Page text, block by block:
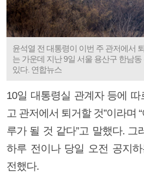
윤석열 전 대통령이 이번 주 관저에서
는 가운데 지난 9일 서울 용산구 한남
있다. 연합뉴스
10일 대통령실 관계자 등에
고 관저에서 퇴거할 것”이라며
루가 될 것 같다”고 말했다. 그
하루 전이나 당일 오전 공지
전했다.